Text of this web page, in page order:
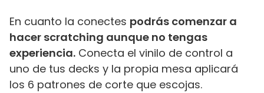
En cuanto la conectes podrás comenzar a
hacer scratching aunque no tengas
experiencia. Conecta el vinilo de control a
uno de tus decks y la propia mesa aplicará
los 6 patrones de corte que escojas.